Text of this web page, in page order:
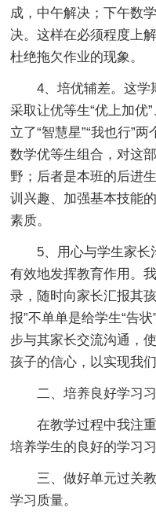
成，中午解决；下午数
决。这样在必须程度上
杜绝拖欠作业的现象。
4、培优辅差。这学
采取让优等生“优上加优
立了“智慧星”“我也行”
数学优等生组合，对这
野；后者是本班的后进
训兴趣、加强基本技能
素质。
5、用心与学生家长
有效地发挥教育作用。
录，随时向家长汇报其
报”不单单是给学生“告
步与其家长交流沟通，
孩子的信心，以实现我
二、培养良好学习
在教学过程中我注重
培养学生的良好的学习
三、做好单元过关
学习质量。